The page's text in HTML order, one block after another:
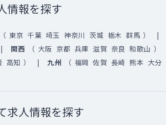
情報を探す
（ 東京 千葉 埼玉 神奈川 茨城 栃木 群馬 ）
関西 （ 大阪 京都 兵庫 滋賀 奈良 和歌山 ）
高知 ） 九州 （ 福岡 佐賀 長崎 熊本 大分
求人情報を探す